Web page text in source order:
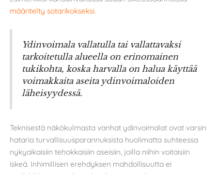
määritelty sotarikokseksi.
Ydinvoimala vallatulla tai vallattavaksi
tarkoitetulla alueella on erinomainen
tukikohta, koska harvalla on halua käyttää
voimakkaita aseita ydinvoimaloiden
läheisyydessä.
Teknisestä näkökulmasta vanhat ydinvoimalat ovat varsin
hataria turvallisuusparannuksista huolimatta suhteessa
nykyaikaisiin tehokkaisiin aseisiin, joilla niihin voitaisiin
iskeä. Inhimillisen erehdyksen mahdollisuutta ei